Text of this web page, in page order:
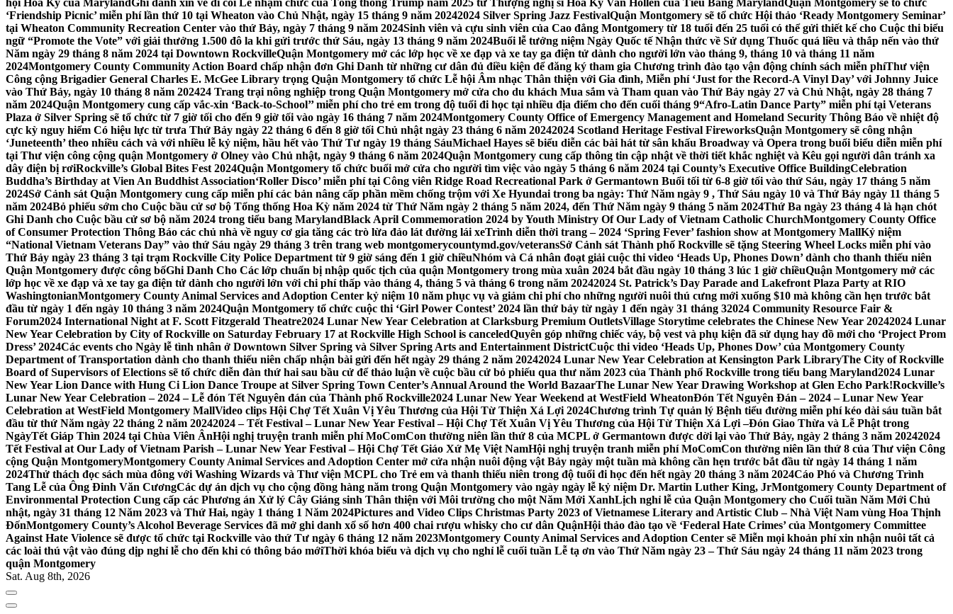
hội Hoa Kỳ của MarylandGhi danh xin vé đi coi Lễ nhậm chức của Tổng thống Trump năm 2025 từ Thượng nghị sĩ Hoa Kỳ Van Hollen của Tiểu Bang MarylandQuận Montgomery sẽ tổ chức
‘Friendship Picnic’ miễn phí lần thứ 10 tại Wheaton vào Chủ Nhật, ngày 15 tháng 9 năm 20242024 Silver Spring Jazz FestivalQuận Montgomery sẽ tổ chức Hội thảo ‘Ready Montgomery Seminar’
tại Wheaton Community Recreation Center vào thứ Bảy, ngày 7 tháng 9 năm 2024Sinh viên và cựu sinh viên của Cao đẳng Montgomery từ 18 tuổi đến 25 tuổi có thể gửi thiết kế cho Cuộc thi biểu
ngữ “Promote the Vote” với giải thưởng 1.500 đô la khi gửi trước thứ Sáu, ngày 13 tháng 9 năm 2024Buổi lễ tưởng niệm Ngày Quốc tế Nhận thức về Sử dụng Thuốc quá liều và thắp nến vào thứ
Năm ngày 29 tháng 8 năm 2024 tại Downtown RockvilleQuận Montgomery mở các lớp học về xe đạp và xe tay ga điện tử dành cho người lớn vào tháng 9, tháng 10 và tháng 11 năm
2024Montgomery County Community Action Board chấp nhận đơn Ghi Danh từ những cư dân đủ điều kiện để đăng ký tham gia Chương trình đào tạo vận động chính sách miễn phíThư viện
Công cộng Brigadier General Charles E. McGee Library trọng Quận Montgomery tổ chức Lễ hội Âm nhạc Thân thiện với Gia đình, Miễn phí ‘Just for the Record-A Vinyl Day’ với Johnny Juice
vào Thứ Bảy, ngày 10 tháng 8 năm 202424 Trang trại nông nghiệp trong Quận Montgomery mở cửa cho du khách Mua sắm và Tham quan vào Thứ Bảy ngày 27 và Chủ Nhật, ngày 28 tháng 7
năm 2024Quận Montgomery cung cấp vắc-xin ‘Back-to-School’’ miễn phí cho trẻ em trong độ tuổi đi học tại nhiều địa điểm cho đến cuối tháng 9“Afro-Latin Dance Party” miễn phí tại Veterans
Plaza ở Silver Spring sẽ tổ chức từ 7 giờ tối cho đến 9 giờ tối vào ngày 16 tháng 7 năm 2024Montgomery County Office of Emergency Management and Homeland Security Thông Báo về nhiệt độ
cực kỳ nguy hiểm Có hiệu lực từ trưa Thứ Bảy ngày 22 tháng 6 đến 8 giờ tối Chủ nhật ngày 23 tháng 6 năm 20242024 Scotland Heritage Festival FireworksQuận Montgomery sẽ công nhận
‘Juneteenth’ theo nhiều cách và với nhiều lễ kỷ niệm, hầu hết vào Thứ Tư ngày 19 tháng SáuMichael Hayes sẽ biểu diễn các bài hát từ sân khấu Broadway và Opera trong buổi biểu diễn miễn phí
tại Thư viện công cộng quận Montgomery ở Olney vào Chủ nhật, ngày 9 tháng 6 năm 2024Quận Montgomery cung cấp thông tin cập nhật về thời tiết khắc nghiệt và Kêu gọi người dân tránh xa
dây điện bị rơiRockville’s Global Bites Fest 2024Quận Montgomery tổ chức buổi mở cửa cho người tìm việc vào ngày 5 tháng 6 năm 2024 tại County’s Executive Office BuildingCelebration
Buddha’s Birthday at Vien An Buddhist Association‘Roller Disco’ miễn phí tại Công viên Ridge Road Recreational Park ở Germantown Buổi tối từ 6-8 giờ tối vào thứ Sáu, ngày 17 tháng 5 năm
2024Sở Cảnh sát Quận Montgomery cung cấp miễn phí các bản nâng cấp phần mềm chống trộm với Xe Hyundai trong ba ngày: Thứ Năm ngày 9 , Thứ Sáu ngày 10 và Thứ Bảy ngày 11 tháng 5
năm 2024Bỏ phiếu sớm cho Cuộc bầu cử sơ bộ Tổng thống Hoa Kỳ năm 2024 từ Thứ Năm ngày 2 tháng 5 năm 2024, đến Thứ Năm ngày 9 tháng 5 năm 2024Thứ Ba ngày 23 tháng 4 là hạn chót
Ghi Danh cho Cuộc bầu cử sơ bộ năm 2024 trong tiểu bang MarylandBlack April Commemoration 2024 by Youth Ministry Of Our Lady of Vietnam Catholic ChurchMontgomery County Office
of Consumer Protection Thông Báo các chủ nhà về nguy cơ gia tăng các trò lừa đảo lát đường lái xeTrình diễn thời trang – 2024 ‘Spring Fever’ fashion show at Montgomery MallKỷ niệm
“National Vietnam Veterans Day” vào thứ Sáu ngày 29 tháng 3 trên trang web montgomerycountymd.gov/veteransSở Cảnh sát Thành phố Rockville sẽ tặng Steering Wheel Locks miễn phí vào
Thứ Bảy ngày 23 tháng 3 tại trạm Rockville City Police Department từ 9 giờ sáng đến 1 giờ chiềuNhóm và Cá nhân đoạt giải cuộc thi video ‘Heads Up, Phones Down’ dành cho thanh thiếu niên
Quận Montgomery được công bốGhi Danh Cho Các lớp chuẩn bị nhập quốc tịch của quận Montgomery trong mùa xuân 2024 bắt đầu ngày 10 tháng 3 lúc 1 giờ chiềuQuận Montgomery mở các
lớp học về xe đạp và xe tay ga điện tử dành cho người lớn với chi phí thấp vào tháng 4, tháng 5 và tháng 6 trong năm 20242024 St. Patrick’s Day Parade and Lakefront Plaza Party at RIO
WashingtonianMontgomery County Animal Services and Adoption Center kỷ niệm 10 năm phục vụ và giảm chi phí cho những người nuôi thú cưng mới xuống $10 mà không cần hẹn trước bắt
đầu từ ngày 1 đến ngày 10 tháng 3 năm 2024Quận Montgomery tổ chức cuộc thi ‘Girl Power Contest’ 2024 lần thứ bảy từ ngày 1 đến ngày 31 tháng 32024 Community Resource Fair &
Forum2024 International Night at F. Scott Fitzgerald Theatre2024 Lunar New Year Celebration at Clarksburg Premium OutletsVillage Storytime celebrates the Chinese New Year 20242024 Lunar
New Year Celebration by City of Rockville on Saturday February 17 at Rockville High School is canceledQuyên góp những chiếc váy, bộ vest và phụ kiện đã sử dụng hay đồ mới cho ‘Project Prom
Dress’ 2024Các events cho Ngày lễ tình nhân ở Downtown Silver Spring và Silver Spring Arts and Entertainment DistrictCuộc thi video ‘Heads Up, Phones Dow’ của Montgomery County
Department of Transportation dành cho thanh thiếu niên chấp nhận bài gửi đến hết ngày 29 tháng 2 năm 20242024 Lunar New Year Celebration at Kensington Park LibraryThe City of Rockville
Board of Supervisors of Elections sẽ tổ chức diễn đàn thứ hai sau bầu cử để thảo luận về cuộc bầu cử bỏ phiếu qua thư năm 2023 của Thành phố Rockville trong tiểu bang Maryland2024 Lunar
New Year Lion Dance with Hung Ci Lion Dance Troupe at Silver Spring Town Center’s Annual Around the World BazaarThe Lunar New Year Drawing Workshop at Glen Echo Park!Rockville’s
Lunar New Year Celebration – 2024 – Lễ đón Tết Nguyên đán của Thành phố Rockville2024 Lunar New Year Weekend at WestField WheatonĐón Tết Nguyên Đán – 2024 – Lunar New Year
Celebration at WestField Montgomery MallVideo clips Hội Chợ Tết Xuân Vị Yêu Thương của Hội Từ Thiện Xá Lợi 2024Chương trình Tự quản lý Bệnh tiểu đường miễn phí kéo dài sáu tuần bắt
đầu từ thứ Năm ngày 22 tháng 2 năm 20242024 – Tết Festival – Lunar New Year Festival – Hội Chợ Tết Xuân Vị Yêu Thương của Hội Từ Thiện Xá Lợi –Đón Giao Thừa và Lễ Phật trong
NgàyTết Giáp Thìn 2024 tại Chùa Viên ÂnHội nghị truyện tranh miễn phí MoComCon thường niên lần thứ 8 của MCPL ở Germantown được dời lại vào Thứ Bảy, ngày 2 tháng 3 năm 20242024
Tết Festival at Our Lady of Vietnam Parish – Lunar New Year Festival – Hội Chợ Tết Giáo Xứ Mẹ Việt NamHội nghị truyện tranh miễn phí MoComCon thường niên lần thứ 8 của Thư viện Công
cộng Quận MontgomeryMontgomery County Animal Services and Adoption Center mở cửa nhận nuôi động vật Bảy ngày một tuần mà không cần hẹn trước bắt đầu từ ngày 14 tháng 1 năm
2024Thử thách đọc sách mùa đông với Washing Wizards và Thư viện MCPL cho Trẻ em và thanh thiếu niên trong độ tuổi đi học đến hết ngày 20 tháng 3 năm 2024Cáo Phó và Chương Trình
Tang Lễ của Ông Đinh Văn CươngCác dự án dịch vụ cho cộng đồng hàng năm trong Quận Montgomery vào ngày ngày lễ kỷ niệm Dr. Martin Luther King, JrMontgomery County Department of
Environmental Protection Cung cấp các Phương án Xử lý Cây Giáng sinh Thân thiện với Môi trường cho một Năm Mới XanhLịch nghỉ lễ của Quận Montgomery cho Cuối tuần Năm Mới Chủ
nhật, ngày 31 tháng 12 Năm 2023 và Thứ Hai, ngày 1 tháng 1 Năm 2024Pictures and Video Clips Christmas Party 2023 of Vietnamese Literary and Artistic Club – Nhà Việt Nam vùng Hoa Thịnh
ĐốnMontgomery County’s Alcohol Beverage Services đã mở ghi danh xổ số hơn 400 chai rượu whisky cho cư dân QuậnHội thảo đào tạo về ‘Federal Hate Crimes’ của Montgomery Committee
Against Hate Violence sẽ được tổ chức tại Rockville vào thứ Tư ngày 6 tháng 12 năm 2023Montgomery County Animal Services and Adoption Center sẽ Miễn mọi khoản phí xin nhận nuôi tất cả
các loài thú vật vào đúng dịp nghỉ lễ cho đến khi có thông báo mớiThời khóa biểu và dịch vụ cho nghỉ lễ cuối tuần Lễ tạ ơn vào Thứ Năm ngày 23 – Thứ Sáu ngày 24 tháng 11 năm 2023 trong
quận Montgomery
Sat. Aug 8th, 2026